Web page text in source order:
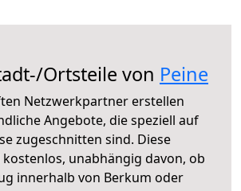
Ortsteile von Peine
Netzwerkpartner erstellen
Angebote, die speziell auf
zugeschnitten sind. Diese
unabhängig davon, ob
innerhalb von Berkum oder